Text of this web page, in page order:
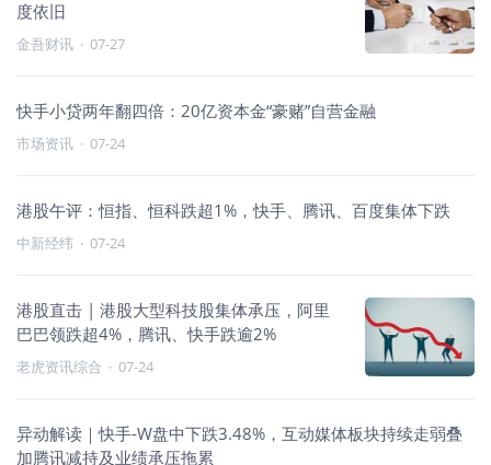
度依旧
金吾财讯 · 07-27
快手小贷两年翻四倍：20亿资本金“豪赌”自营金融
市场资讯 · 07-24
港股午评：恒指、恒科跌超1%，快手、腾讯、百度集体下跌
中新经纬 · 07-24
港股直击 | 港股大型科技股集体承压，阿里
巴巴领跌超4%，腾讯、快手跌逾2%
老虎资讯综合 · 07-24
异动解读｜快手-W盘中下跌3.48%，互动媒体板块持续走弱叠
加腾讯减持及业绩承压拖累